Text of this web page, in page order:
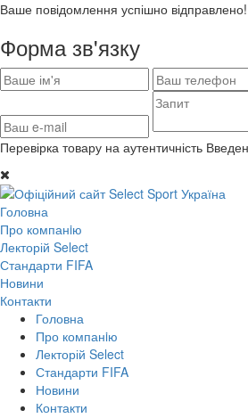
Ваше повідомлення успішно відправлено!
Форма зв'язку
Перевірка товару на аутентичність
Головна
Про компанiю
Лекторій Select
Стандарти FIFA
Новини
Контакти
Головна
Про компанiю
Лекторій Select
Стандарти FIFA
Новини
Контакти